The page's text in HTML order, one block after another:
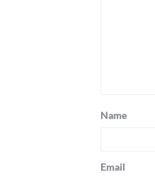
Name
Email